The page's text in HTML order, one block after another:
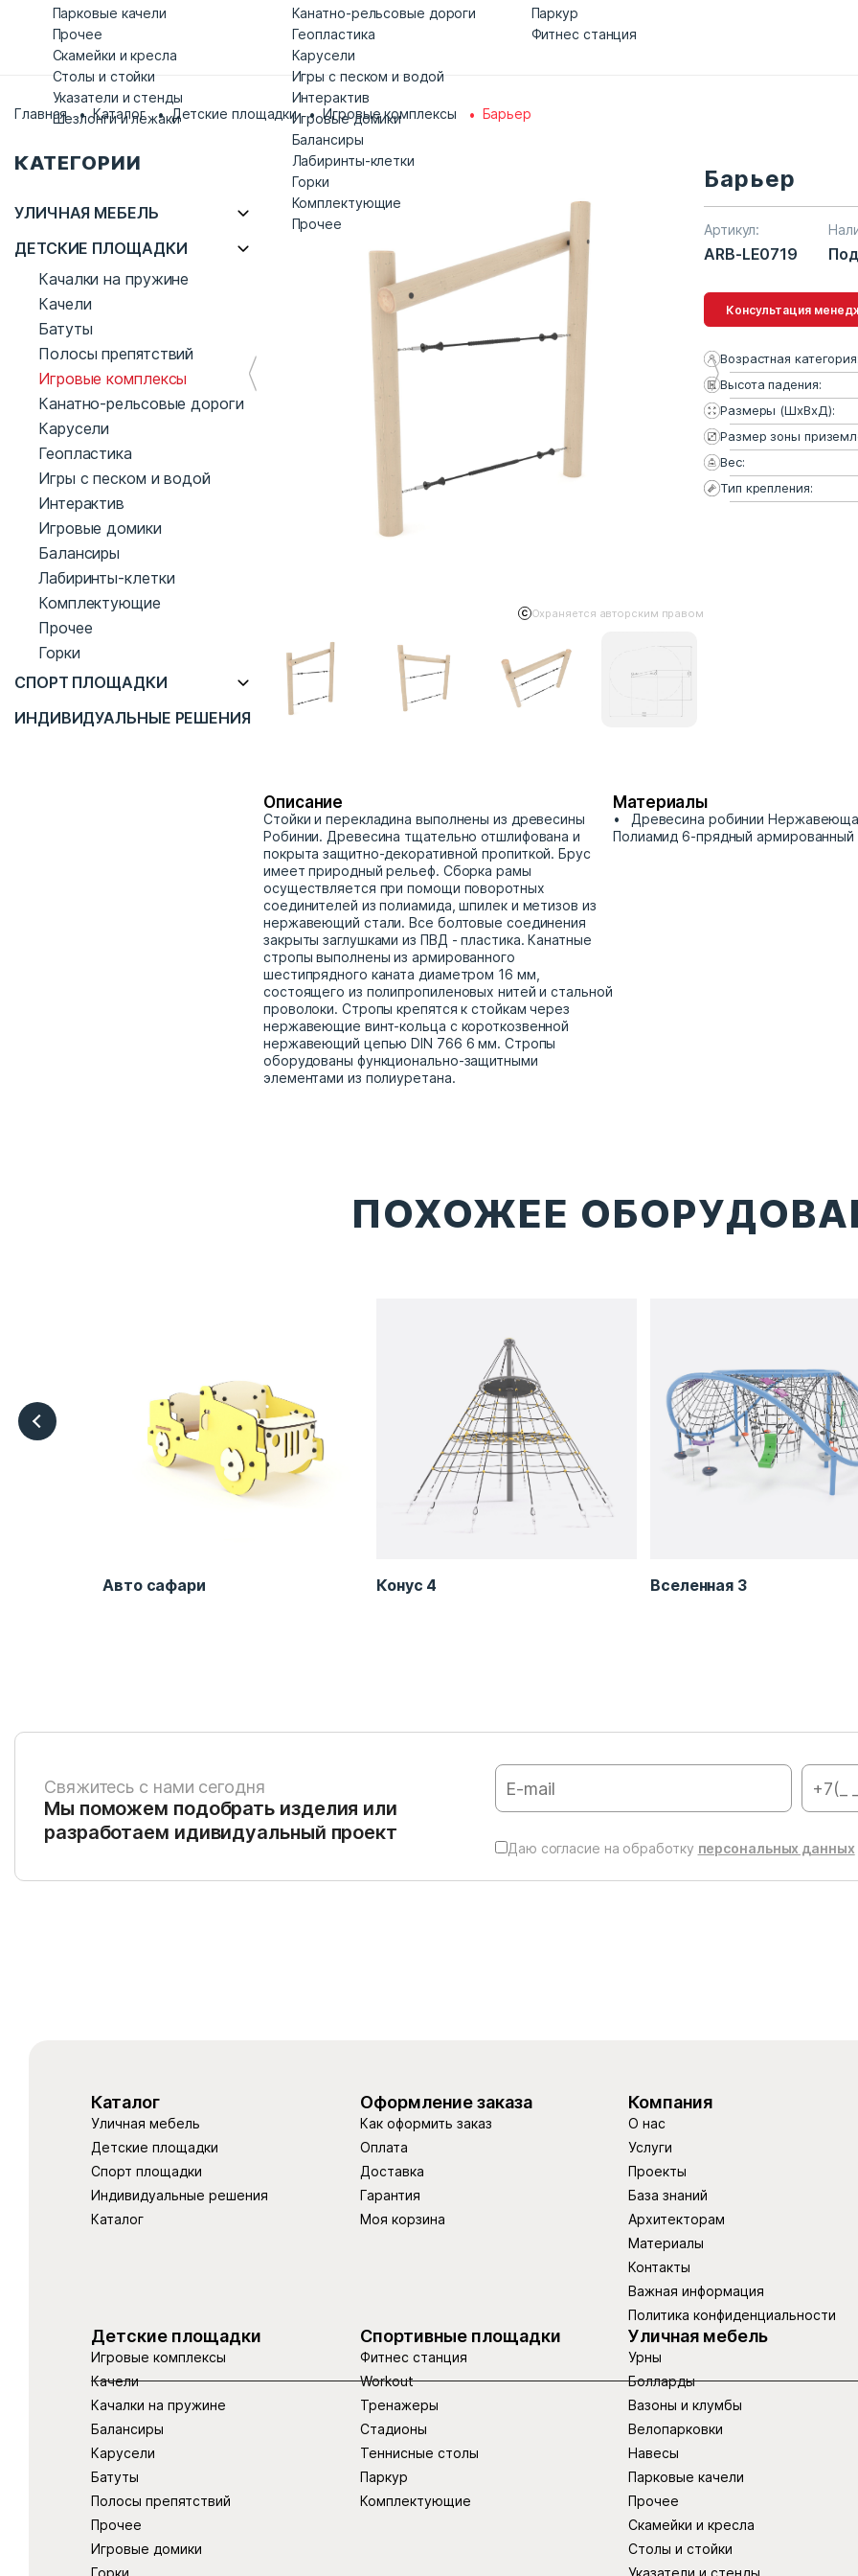
Парковые качели
Прочее
Скамейки и кресла
Столы и стойки
Указатели и стенды
Шезлонги и лежаки
Канатно-рельсовые дороги
Геопластика
Карусели
Игры с песком и водой
Интерактив
Игровые домики
Балансиры
Лабиринты-клетки
Горки
Комплектующие
Прочее
Паркур
Фитнес станция
Главная Каталог Детские площадки Игровые комплексы Барьер
КАТЕГОРИИ
УЛИЧНАЯ МЕБЕЛЬ
ДЕТСКИЕ ПЛОЩАДКИ
Качалки на пружине
Качели
Батуты
Полосы препятствий
Игровые комплексы
Канатно-рельсовые дороги
Карусели
Геопластика
Игры с песком и водой
Интерактив
Игровые домики
Балансиры
Лабиринты-клетки
Комплектующие
Прочее
Горки
СПОРТ ПЛОЩАДКИ
ИНДИВИДУАЛЬНЫЕ РЕШЕНИЯ
Охраняется авторским правом
Барьер
Артикул:
ARB-LE0719
Консультация
Возрастная
Высота падения:
Размеры (ШхВхД):
Размер зоны
Вес:
Тип крепления:
Описание
Стойки и перекладина выполнены из древесины
Робинии. Древесина тщательно отшлифована и
покрыта защитно-декоративной пропиткой. Брус
имеет природный рельеф. Сборка рамы
осуществляется при помощи поворотных
соединителей из полиамида, шпилек и метизов из
нержавеющий стали. Все болтовые соединения
закрыты заглушками из ПВД - пластика. Канатные
стропы выполнены из армированного
шестипрядного каната диаметром 16 мм,
состоящего из полипропиленовых нитей и стальной
проволоки. Стропы крепятся к стойкам через
нержавеющие винт-кольца с короткозвенной
нержавеющий цепью DIN 766 6 мм. Стропы
оборудованы функционально-защитными
элементами из полиуретана.
Материалы
Древесина робинии
Полиамид 6-прядный армированный
ПОХОЖЕЕ
Авто сафари Конус 4 Вселенная 3
Свяжитесь с нами сегодня
Мы поможем подобрать изделия или
разработаем идивидуальный проект
Даю согласие на обработку персональных данных
Каталог
Уличная мебель
Детские площадки
Спорт площадки
Индивидуальные решения
Каталог
Оформление заказа
Как оформить заказ
Оплата
Доставка
Гарантия
Моя корзина
Компания
О нас
Услуги
Проекты
База знаний
Архитекторам
Материалы
Контакты
Важная информация
Политика конфиденциальности
Детские площадки
Игровые комплексы
Качели
Качалки на пружине
Балансиры
Карусели
Батуты
Полосы препятствий
Прочее
Игровые домики
Горки
Спортивные площадки
Фитнес станция
Workout
Тренажеры
Стадионы
Теннисные столы
Паркур
Комплектующие
Уличная мебель
Урны
Болларды
Вазоны и клумбы
Велопарковки
Навесы
Парковые качели
Прочее
Скамейки и кресла
Столы и стойки
Указатели и стенды